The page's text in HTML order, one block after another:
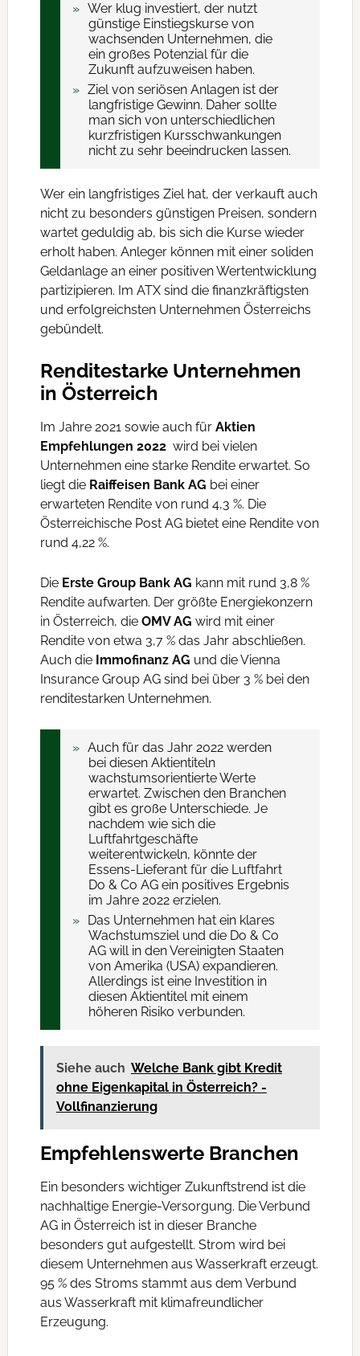
Wer klug investiert, der nutzt
günstige Einstiegskurse von
wachsenden Unternehmen, die
ein großes Potenzial für die
Zukunft aufzuweisen haben.
Ziel von seriösen Anlagen ist der
langfristige Gewinn. Daher sollte
man sich von unterschiedlichen
kurzfristigen Kursschwankungen
nicht zu sehr beeindrucken lassen.
Wer ein langfristiges Ziel hat, der verkauft auch
nicht zu besonders günstigen Preisen, sondern
wartet geduldig ab, bis sich die Kurse wieder
erholt haben. Anleger können mit einer soliden
Geldanlage an einer positiven Wertentwicklung
partizipieren. Im ATX sind die finanzkräftigsten
und erfolgreichsten Unternehmen Österreichs
gebündelt.
Renditestarke Unternehmen
in Österreich
Im Jahre 2021 sowie auch für Aktien
Empfehlungen 2022 wird bei vielen
Unternehmen eine starke Rendite erwartet. So
liegt die Raiffeisen Bank AG bei einer
erwarteten Rendite von rund 4,3 %. Die
Österreichische Post AG bietet eine Rendite von
rund 4,22 %.
Die Erste Group Bank AG kann mit rund 3,8 %
Rendite aufwarten. Der größte Energiekonzern
in Österreich, die OMV AG wird mit einer
Rendite von etwa 3,7 % das Jahr abschließen.
Auch die Immofinanz AG und die Vienna
Insurance Group AG sind bei über 3 % bei den
renditestarken Unternehmen.
Auch für das Jahr 2022 werden
bei diesen Aktientiteln
wachstumsorientierte Werte
erwartet. Zwischen den Branchen
gibt es große Unterschiede. Je
nachdem wie sich die
Luftfahrtgeschäfte
weiterentwickeln, könnte der
Essens-Lieferant für die Luftfahrt
Do & Co AG ein positives Ergebnis
im Jahre 2022 erzielen.
Das Unternehmen hat ein klares
Wachstumsziel und die Do & Co
AG will in den Vereinigten Staaten
von Amerika (USA) expandieren.
Allerdings ist eine Investition in
diesen Aktientitel mit einem
höheren Risiko verbunden.
Siehe auch Welche Bank gibt Kredit
ohne Eigenkapital in Österreich? -
Vollfinanzierung
Empfehlenswerte Branchen
Ein besonders wichtiger Zukunftstrend ist die
nachhaltige Energie-Versorgung. Die Verbund
AG in Österreich ist in dieser Branche
besonders gut aufgestellt. Strom wird bei
diesem Unternehmen aus Wasserkraft erzeugt.
95 % des Stroms stammt aus dem Verbund
aus Wasserkraft mit klimafreundlicher
Erzeugung.